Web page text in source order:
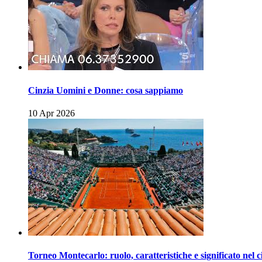
Cinzia Uomini e Donne: cosa sappiamo
10 Apr 2026
Torneo Montecarlo: ruolo, caratteristiche e significato nel